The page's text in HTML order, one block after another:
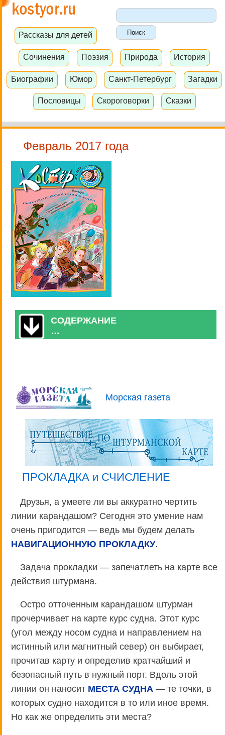
Рассказы для детей
Сочинения Поэзия Природа История
Биографии Юмор Санкт-Петербург Загадки
Пословицы Скороговорки Сказки
Февраль 2017 года
СОДЕРЖАНИЕ
…
Морская газета
ПРОКЛАДКА и СЧИСЛЕНИЕ
Друзья, а умеете ли вы аккуратно чертить
линии карандашом? Сегодня это умение нам
очень пригодится — ведь мы будем делать
НАВИГАЦИОННУЮ ПРОКЛАДКУ.
Задача прокладки — запечатлеть на карте все
действия штурмана.
Остро отточенным карандашом штурман
прочерчивает на карте курс судна. Этот курс
(угол между носом судна и направлением на
истинный или магнитный север) он выбирает,
прочитав карту и определив кратчайший и
безопасный путь в нужный порт. Вдоль этой
линии он наносит МЕСТА СУДНА — те точки, в
которых судно находится в то или иное время.
Но как же определить эти места?